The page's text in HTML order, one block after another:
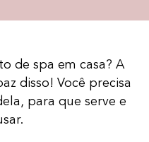
de spa em casa? A
disso! Você precisa
para que serve e